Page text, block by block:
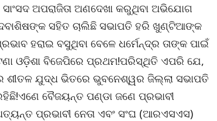
ଅପରାଜିତା ଅଣଦେଖା କରୁଥିବା ଅଭିଯୋଗ
ସହିତ ଚାଲିଛି ସଭାପତି ହରି ଖୁଣ୍ଟିଆଙ୍କ
ହରାଇ ବସୁଥିବା ବେଳେ ଧର୍ମେନ୍ଦ୍ର ତାଙ୍କ ପାଇଁ
ଓଡ଼ିଶା ବିଜେପିରେ ପ୍ରଥମ!ପରିସ୍ଥିତି ଏପରି ଯେ,
ଶୀତଳ ଯୁଦ୍ଧ ଭିତରେ ଭୁବନେଶ୍ୱର ଜିଲ୍ଲା ସଭାପତି
ବୈଜୟନ୍ତ ପଣ୍ଡା ଜଣେ ପ୍ରଭାବୀ
ପ୍ରଭାବୀ ନେତା ଏବଂ ସଂଘ (ଆରଏସଏସ)